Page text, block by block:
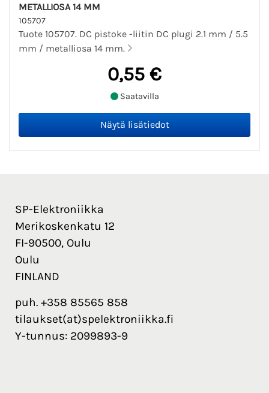
METALLIOSA 14 MM
105707
Tuote 105707. DC pistoke -liitin DC plugi 2.1 mm / 5.5
mm / metalliosa 14 mm.
0,55 €
Saatavilla
SP-Elektroniikka
Merikoskenkatu 12
FI-90500, Oulu
Oulu
FINLAND
puh. +358 85565 858
tilaukset(at)spelektroniikka.fi
Y-tunnus: 2099893-9